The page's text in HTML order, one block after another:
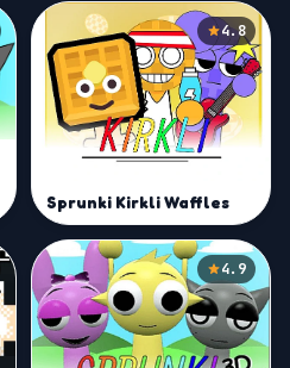
4.8
Sprunki Kirkli Waffles
4.9